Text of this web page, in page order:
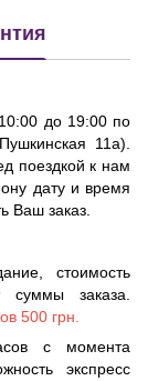
до 19:00 по
11а).
поездкой к нам
дату и время
Ваш заказ.
стоимость
суммы заказа.
500 грн.
с момента
экспресс